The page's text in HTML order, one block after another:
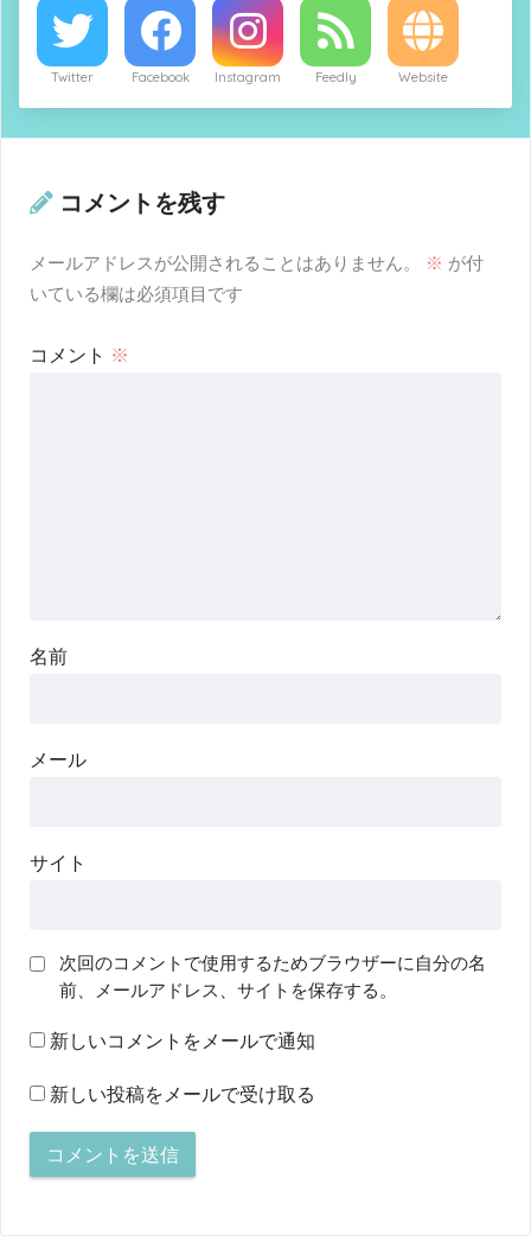
Twitter Facebook Instagram Feedly Website
コメントを残す
メールアドレスが公開されることはありません。 ※ が付
いている欄は必須項目です
コメント ※
名前
メール
サイト
次回のコメントで使用するためブラウザーに自分の名
前、メールアドレス、サイトを保存する。
新しいコメントをメールで通知
新しい投稿をメールで受け取る